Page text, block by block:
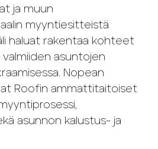
ja muun
myyntiesitteistä
haluat rakentaa kohteet
valmiiden asuntojen
Nopean
Roofin ammattitaitoiset
asunnon kalustus- ja